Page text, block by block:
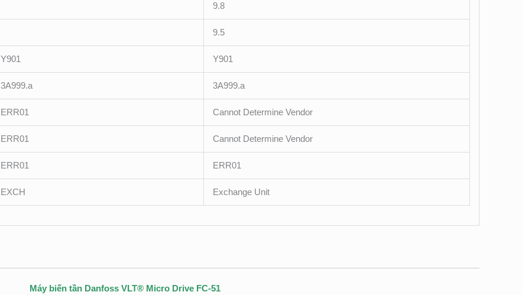
9.8
9.5
Y901 Y901
3A999.a 3A999.a
ERR01 Cannot Determine Vendor
ERR01 Cannot Determine Vendor
ERR01 ERR01
EXCH Exchange Unit
Máy biến tần Danfoss VLT® Micro Drive FC-51